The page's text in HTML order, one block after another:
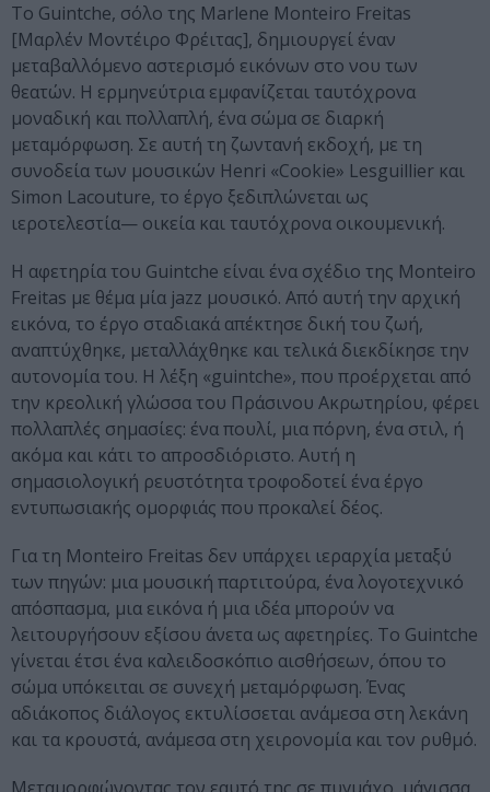
Το Guintche, σόλο της Marlene Monteiro Freitas
[Μαρλέν Μοντέιρο Φρέιτας], δημιουργεί έναν
μεταβαλλόμενο αστερισμό εικόνων στο νου των
θεατών. Η ερμηνεύτρια εμφανίζεται ταυτόχρονα
μοναδική και πολλαπλή, ένα σώμα σε διαρκή
μεταμόρφωση. Σε αυτή τη ζωντανή εκδοχή, με τη
συνοδεία των μουσικών Henri «Cookie» Lesguillier και
Simon Lacouture, το έργο ξεδιπλώνεται ως
ιεροτελεστία— οικεία και ταυτόχρονα οικουμενική.
Η αφετηρία του Guintche είναι ένα σχέδιο της Monteiro
Freitas με θέμα μία jazz μουσικό. Από αυτή την αρχική
εικόνα, το έργο σταδιακά απέκτησε δική του ζωή,
αναπτύχθηκε, μεταλλάχθηκε και τελικά διεκδίκησε την
αυτονομία του. Η λέξη «guintche», που προέρχεται από
την κρεολική γλώσσα του Πράσινου Ακρωτηρίου, φέρει
πολλαπλές σημασίες: ένα πουλί, μια πόρνη, ένα στιλ, ή
ακόμα και κάτι το απροσδιόριστο. Αυτή η
σημασιολογική ρευστότητα τροφοδοτεί ένα έργο
εντυπωσιακής ομορφιάς που προκαλεί δέος.
Για τη Monteiro Freitas δεν υπάρχει ιεραρχία μεταξύ
των πηγών: μια μουσική παρτιτούρα, ένα λογοτεχνικό
απόσπασμα, μια εικόνα ή μια ιδέα μπορούν να
λειτουργήσουν εξίσου άνετα ως αφετηρίες. Το Guintche
γίνεται έτσι ένα καλειδοσκόπιο αισθήσεων, όπου το
σώμα υπόκειται σε συνεχή μεταμόρφωση. Ένας
αδιάκοπος διάλογος εκτυλίσσεται ανάμεσα στη λεκάνη
και τα κρουστά, ανάμεσα στη χειρονομία και τον ρυθμό.